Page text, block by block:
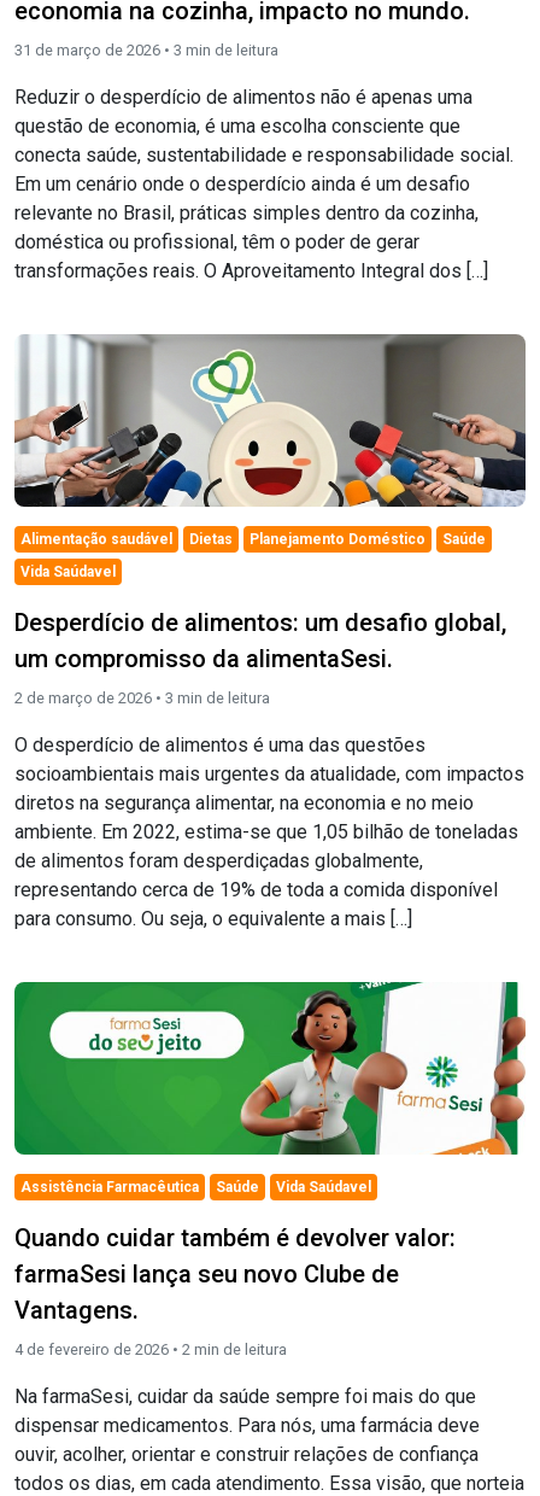
economia na cozinha, impacto no mundo.
31 de março de 2026 • 3 min de leitura
Reduzir o desperdício de alimentos não é apenas uma
questão de economia, é uma escolha consciente que
conecta saúde, sustentabilidade e responsabilidade social.
Em um cenário onde o desperdício ainda é um desafio
relevante no Brasil, práticas simples dentro da cozinha,
doméstica ou profissional, têm o poder de gerar
transformações reais. O Aproveitamento Integral dos […]
Alimentação saudável Dietas Planejamento Doméstico
Saúde
Vida Saúdavel
Desperdício de alimentos: um desafio global,
um compromisso da alimentaSesi.
2 de março de 2026 • 3 min de leitura
O desperdício de alimentos é uma das questões
socioambientais mais urgentes da atualidade, com impactos
diretos na segurança alimentar, na economia e no meio
ambiente. Em 2022, estima-se que 1,05 bilhão de toneladas
de alimentos foram desperdiçadas globalmente,
representando cerca de 19% de toda a comida disponível
para consumo. Ou seja, o equivalente a mais […]
Assistência Farmacêutica Saúde Vida Saúdavel
Quando cuidar também é devolver valor:
farmaSesi lança seu novo Clube de
Vantagens.
4 de fevereiro de 2026 • 2 min de leitura
Na farmaSesi, cuidar da saúde sempre foi mais do que
dispensar medicamentos. Para nós, uma farmácia deve
ouvir, acolher, orientar e construir relações de confiança
todos os dias, em cada atendimento. Essa visão, que norteia